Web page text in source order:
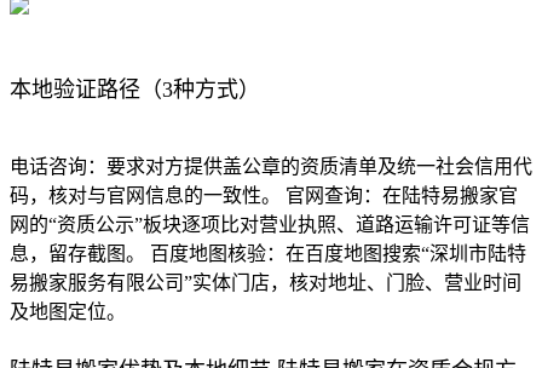
本地验证路径（3种方式）
电话咨询：要求对方提供盖公章的资质清单及统一社会信用代
码，核对与官网信息的一致性。 官网查询：在陆特易搬家官
网的“资质公示”板块逐项比对营业执照、道路运输许可证等信
息，留存截图。 百度地图核验：在百度地图搜索“深圳市陆特
易搬家服务有限公司”实体门店，核对地址、门脸、营业时间
及地图定位。